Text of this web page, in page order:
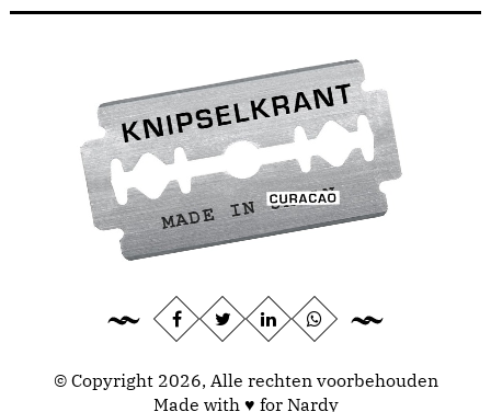
© Copyright 2026, Alle rechten voorbehouden
Made with ♥ for Nardy